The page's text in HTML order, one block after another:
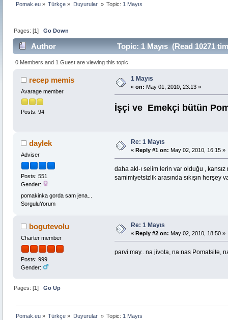
Pomak.eu » Türkçe » Duyurular » Topic: 1 Mayıs
Pages: [1]Go Down
Author Topic: 1 Mayıs (Read 10271
0 Members and 1 Guest are viewing this topic.
recep memis
Avarage member
Posts: 94
1 Mayıs
« on: May 01, 2010, 23:13 »
İşçi ve Emekçi bütün
daylek
Adviser
Posts: 551
Gender:
pomakinka gorda sam jena...
SorguluYorum
Re: 1 Mayıs
« Reply #1 on: May 02, 2010, 16:15 »
daha akl-ı selim lerin var olduğu ,
samimiyetsizlik arasında sıkışın herşey
bogutevolu
Charter member
Posts: 999
Gender:
Re: 1 Mayıs
« Reply #2 on: May 02, 2010, 18:50 »
parvi may.. na jivota, na nas Pomatsite,
Pages: [1]Go Up
Pomak.eu » Türkçe » Duyurular » Topic: 1 Mayıs